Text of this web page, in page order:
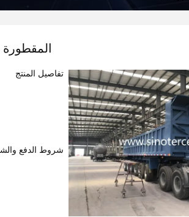
المقطورة
تفاصيل المنتج
شروط الدفع